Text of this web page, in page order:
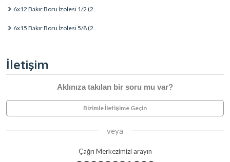
6x12 Bakır Boru İzolesi 1/2 (2..
6x15 Bakır Boru İzolesi 5/8 (2..
İletişim
Aklınıza takılan bir soru mu var?
Bizimle İletişime Geçin
veya
Çağrı Merkezimizi arayın